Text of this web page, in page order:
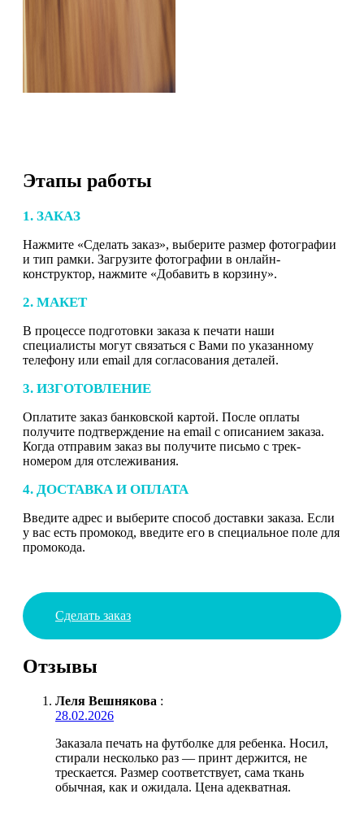
Этапы работы
1. ЗАКАЗ
Нажмите «Сделать заказ», выберите размер фотографии
и тип рамки. Загрузите фотографии в онлайн-
конструктор, нажмите «Добавить в корзину».
2. МАКЕТ
В процессе подготовки заказа к печати наши
специалисты могут связаться с Вами по указанному
телефону или email для согласования деталей.
3. ИЗГОТОВЛЕНИЕ
Оплатите заказ банковской картой. После оплаты
получите подтверждение на email с описанием заказа.
Когда отправим заказ вы получите письмо с трек-
номером для отслеживания.
4. ДОСТАВКА И ОПЛАТА
Введите адрес и выберите способ доставки заказа. Если
у вас есть промокод, введите его в специальное поле для
промокода.
Сделать заказ
Отзывы
Леля Вешнякова :
28.02.2026
Заказала печать на футболке для ребенка. Носил,
стирали несколько раз — принт держится, не
трескается. Размер соответствует, сама ткань
обычная, как и ожидала. Цена адекватная.